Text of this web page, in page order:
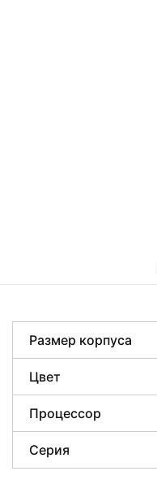
Размер корпуса
Цвет
Процессор
Серия